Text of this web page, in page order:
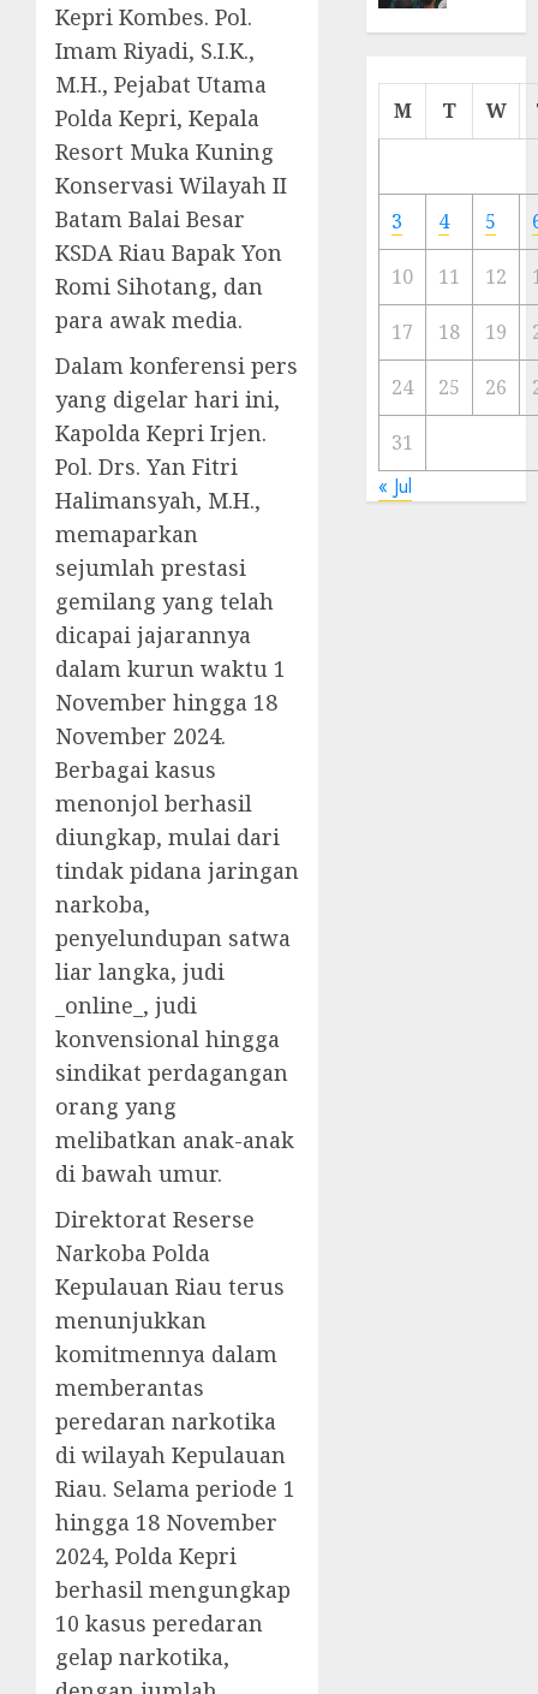
Kepri Kombes. Pol.
Imam Riyadi, S.I.K.,
M.H., Pejabat Utama
Polda Kepri, Kepala
Resort Muka Kuning
Konservasi Wilayah II
Batam Balai Besar
KSDA Riau Bapak Yon
Romi Sihotang, dan
para awak media.
Dalam konferensi pers
yang digelar hari ini,
Kapolda Kepri Irjen.
Pol. Drs. Yan Fitri
Halimansyah, M.H.,
memaparkan
sejumlah prestasi
gemilang yang telah
dicapai jajarannya
dalam kurun waktu 1
November hingga 18
November 2024.
Berbagai kasus
menonjol berhasil
diungkap, mulai dari
tindak pidana jaringan
narkoba,
penyelundupan satwa
liar langka, judi
_online_, judi
konvensional hingga
sindikat perdagangan
orang yang
melibatkan anak-anak
di bawah umur.
Direktorat Reserse
Narkoba Polda
Kepulauan Riau terus
menunjukkan
komitmennya dalam
memberantas
peredaran narkotika
di wilayah Kepulauan
Riau. Selama periode 1
hingga 18 November
2024, Polda Kepri
berhasil mengungkap
10 kasus peredaran
gelap narkotika,
Cermin
Ibu
Kota
23/11/
M T W
3 4 5
10 11 12
17 18 19
24 25 26
31
« Jul